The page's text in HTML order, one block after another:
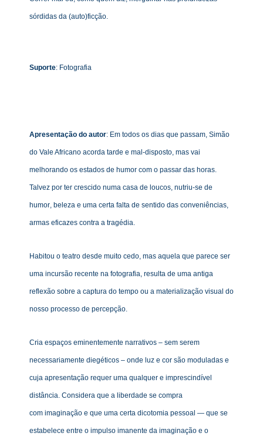
sórdidas da (auto)ficção.
Suporte: Fotografia
Apresentação do autor: Em todos os dias que passam, Simão
do Vale Africano acorda tarde e mal-disposto, mas vai
melhorando os estados de humor com o passar das horas.
Talvez por ter crescido numa casa de loucos, nutriu-se de
humor , beleza e uma certa falta de sentido das conveniências,
armas eficazes contra a tragédia.
Habitou o teatro desde muito cedo, mas aquela que parece ser
uma incursão recente na fotografia, resulta de uma antiga
reflexão sobre a captura do tempo ou a materialização visual do
nosso processo de percepção.
Cria espaços eminentemente narrativos – sem serem
necessariamente diegéticos – onde luz e cor são moduladas e
cuja apresentação requer uma qualquer e imprescindível
distância . Considera que a liberdade se compra
com imaginação e que uma certa dicotomia pessoal — que se
estabelece entre o impulso imanente da imaginação e o